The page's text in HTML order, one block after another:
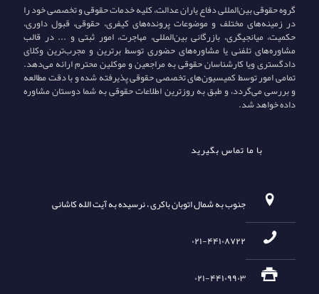
گروه حقوقی بین‌المللی دفاع یاران عدالت، کلیه خدمات حقوقی و تخصصی خود را
در زمینه‌های مختلف و موضوعات پرونده‌های کیفری، حقوقی، قبول داوری،
حکمیت، میانجیگری، بازرگانی بین‌المللی، مهاجرت، امور ثبتی و ... در قالب
مشاوره‌های تلفنی یا مشاوره‌های حضوری توسط برترین و مجرب‌ترین وکلای
دادگستری ویا کارشناسان حقوقی به مراجعین و موکلین محترم ارائه می‌دهد.
تمامی امور توسط کمیسیون‌های تخصصی حقوقی پذیرفته شده و با دقت مطالعه
و بررسی می‌گردد، و طبق به روزترین اطلاعات حقوقی به شما دوستان مشاوره
داده خواهد شد.
با ما تماس بگیرید
جنوب به شمال اتوبان باکری ، نرسیده به آیت الله کاشانی
۰۲۱-۴۴۱۰۸۷۲۲
۰۲۱-۴۴۱۰۹۹۰۳